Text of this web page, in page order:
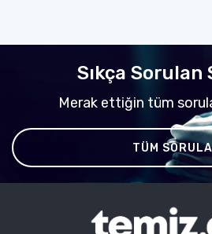
Sıkça Sorulan
Merak ettiğin tüm
TÜM